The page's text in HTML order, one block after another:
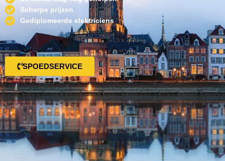
Scherpe prijzen
Gediplomeerde elektriciens
SPOEDSERVICE